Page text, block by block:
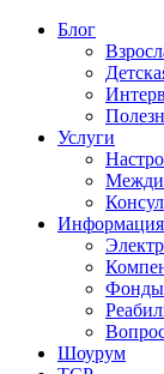
Блог
Услуги
Информация
Фонды
Шоурум